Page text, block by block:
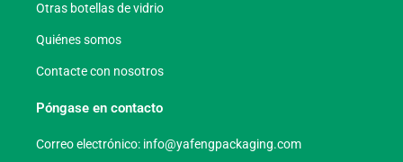
Otras botellas de vidrio
Quiénes somos
Contacte con nosotros
Póngase en contacto
Correo electrónico: info@yafengpackaging.com